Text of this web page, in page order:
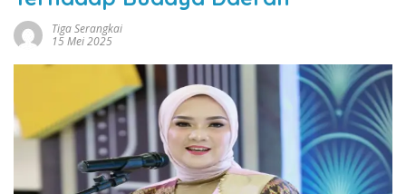
Tiga Serangkai
15 Mei 2025